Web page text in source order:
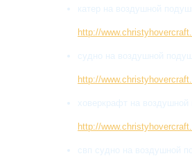
катер на воздушной
http://
судно на воздушной
http://
ховеркрафт на
http://
свп судно на воздушной